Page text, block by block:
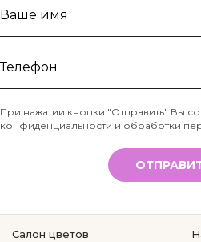
Ваше
Телефон
*
При нажатии кнопки "Отправить" Вы
конфиденциальности и обработки
Салон цветов